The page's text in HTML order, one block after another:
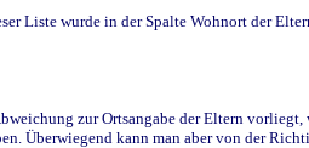
Liste wurde in der Spalte Wohnort der
zur Ortsangabe der Eltern
Überwiegend kann man aber von der